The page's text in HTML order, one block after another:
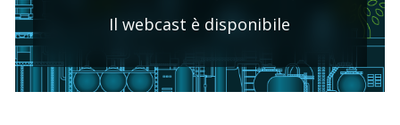
Il webcast è disponibile